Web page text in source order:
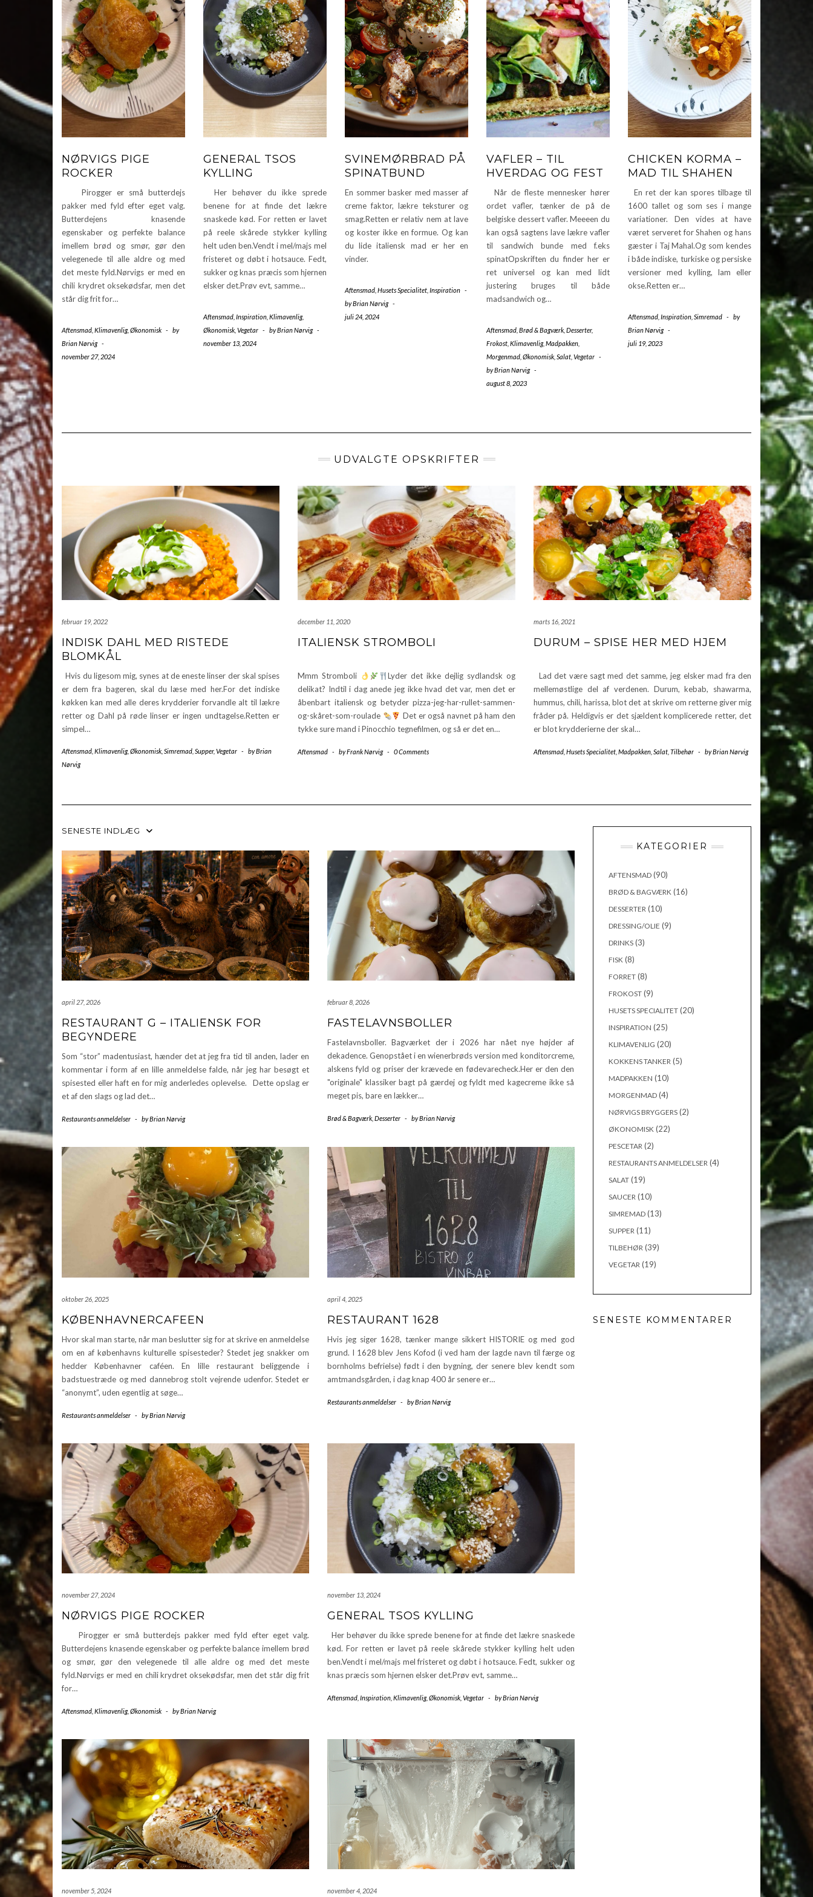
NØRVIGS PIGE
ROCKER
Pirogger er små butterdejs
pakker med fyld efter eget valg.
Butterdejens knasende
egenskaber og perfekte balance
imellem brød og smør, gør den
velegenede til alle aldre og med
det meste fyld.Nørvigs er med en
chili krydret oksekødsfar, men det
står dig frit for…
Aftensmad Klimavenlig, Økonomisk -
by
Brian Nørvig -
november 27, 2024
GENERAL TSOS
KYLLING
Her behøver du ikke sprede
benene for at finde det lækre
snaskede kød. For retten er lavet
på reele skårede stykker kylling
helt uden ben.Vendt i mel/majs mel
fristeret og døbt i hotsauce. Fedt,
sukker og knas præcis som hjernen
elsker det.Prøv evt, samme…
Aftensmad Inspiration Klimavenlig,
Økonomisk Vegetar - byBrian Nørvig -
november 13, 2024
SVINEMØRBRAD PÅ
SPINATBUND
En sommer basker med masser af
creme faktor, lækre teksturer og
smag.Retten er relativ nem at lave
og koster ikke en formue. Og kan
du lide italiensk mad er her en
vinder.
Aftensmad Husets Specialitet Inspiration -
byBrian Nørvig -
juli 24, 2024
VAFLER – TIL
HVERDAG OG FEST
Når de fleste mennesker hører
ordet vafler, tænker de på de
belgiske dessert vafler. Meeeen du
kan også sagtens lave lækre vafler
til sandwich bunde med f.eks
spinatOpskriften du finder her er
ret universel og kan med lidt
justering bruges til både
madsandwich og…
Aftensmad Brød & Bagværk Desserter,
Frokost Klimavenlig, Madpakken
Morgenmad Økonomisk Salat Vegetar -
byBrian Nørvig -
august 8, 2023
CHICKEN KORMA –
MAD TIL SHAHEN
En ret der kan spores tilbage til
1600 tallet og som ses i mange
variationer. Den vides at have
været serveret for Shahen og hans
gæster i Taj Mahal.Og som kendes
i både indiske, turkiske og persiske
versioner med kylling, lam eller
okse.Retten er…
Aftensmad Inspiration Simremad -
by
Brian Nørvig -
juli 19, 2023
UDVALGTE OPSKRIFTER
februar 19, 2022
INDISK DAHL MED RISTEDE
BLOMKÅL
Hvis du ligesom mig, synes at de eneste linser der skal spises
er dem fra bageren, skal du læse med her.For det indiske
køkken kan med alle deres krydderier forvandle alt til lækre
retter og Dahl på røde linser er ingen undtagelse.Retten er
simpel…
Aftensmad Klimavenlig, Økonomisk Simremad Supper, Vegetar - byBrian
Nørvig
december 11, 2020
ITALIENSK STROMBOLI
Mmm Stromboli
Lyder det ikke dejlig sydlandsk og
delikat? Indtil i dag anede jeg ikke hvad det var, men det er
åbenbart italiensk og betyder pizza-jeg-har-rullet-sammen-
og-skåret-som-roulade
Det er også navnet på ham den
tykke sure mand i Pinocchio tegnefilmen, og så er det en…
Aftensmad - byFrank Nørvig - 0 Comments
marts 16, 2021
DURUM – SPISE HER MED HJEM
Lad det være sagt med det samme, jeg elsker mad fra den
mellemøstlige del af verdenen. Durum, kebab, shawarma,
hummus, chili, harissa, blot det at skrive om retterne giver mig
fråder på. Heldigvis er det sjældent komplicerede retter, det
er blot krydderierne der skal…
Aftensmad Husets Specialitet Madpakken Salat Tilbehør - byBrian Nørvig
SENESTE INDLÆG
april 27, 2026
RESTAURANT G – ITALIENSK FOR
BEGYNDERE
Som “stor” madentusiast, hænder det at jeg fra tid til anden, lader en
kommentar i form af en lille anmeldelse falde, når jeg har besøgt et
spisested eller haft en for mig anderledes oplevelse. Dette opslag er
et af den slags og lad det…
Restaurants anmeldelser - byBrian Nørvig
februar 8, 2026
FASTELAVNSBOLLER
Fastelavnsboller. Bagværket der i 2026 har nået nye højder af
dekadence. Genopstået i en wienerbrøds version med konditorcreme,
alskens fyld og priser der krævede en fødevarecheck.Her er den den
"originale" klassiker bagt på gærdej og fyldt med kagecreme ikke så
meget pis, bare en lækker…
Brød & Bagværk, Desserter - byBrian Nørvig
oktober 26, 2025
KØBENHAVNERCAFEEN
Hvor skal man starte, når man beslutter sig for at skrive en anmeldelse
om en af københavns kulturelle spisesteder? Stedet jeg snakker om
hedder Københavner caféen. En lille restaurant beliggende i
badstuestræde og med dannebrog stolt vejrende udenfor. Stedet er
“anonymt”, uden egentlig at søge…
Restaurants anmeldelser - byBrian Nørvig
april 4, 2025
RESTAURANT 1628
Hvis jeg siger 1628, tænker mange sikkert HISTORIE og med god
grund. I 1628 blev Jens Kofod (i ved ham der lagde navn til færge og
bornholms befrielse) født i den bygning, der senere blev kendt som
amtmandsgården, i dag knap 400 år senere er…
Restaurants anmeldelser - byBrian Nørvig
november 27, 2024
NØRVIGS PIGE ROCKER
Pirogger er små butterdejs pakker med fyld efter eget valg.
Butterdejens knasende egenskaber og perfekte balance imellem brød
og smør, gør den velegenede til alle aldre og med det meste
fyld.Nørvigs er med en chili krydret oksekødsfar, men det står dig frit
for…
Aftensmad Klimavenlig, Økonomisk - byBrian Nørvig
november 13, 2024
GENERAL TSOS KYLLING
Her behøver du ikke sprede benene for at finde det lækre snaskede
kød. For retten er lavet på reele skårede stykker kylling helt uden
ben.Vendt i mel/majs mel fristeret og døbt i hotsauce. Fedt, sukker og
knas præcis som hjernen elsker det.Prøv evt, samme…
Aftensmad, Inspiration, Klimavenlig, Økonomisk, Vegetar - byBrian Nørvig
november 5, 2024 november 4, 2024
KATEGORIER
AFTENSMAD(90)
BRØD & BAGVÆRK(16)
DESSERTER(10)
DRESSING/OLIE (9)
DRINKS(3)
FISK(8)
FORRET(8)
FROKOST(9)
HUSETS SPECIALITET(20)
INSPIRATION (25)
KLIMAVENLIG (20)
KOKKENS TANKER(5)
MADPAKKEN (10)
MORGENMAD(4)
NØRVIGS BRYGGERS(2)
ØKONOMISK(22)
PESCETAR(2)
RESTAURANTS ANMELDELSER(4)
SALAT(19)
SAUCER(10)
SIMREMAD(13)
SUPPER(11)
TILBEHØR(39)
VEGETAR(19)
SENESTE KOMMENTARER